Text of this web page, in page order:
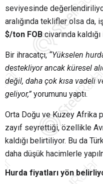
seviyesinde
aralığında teklifler olsa da,
$/ton FOBcivarında
Bir ihracatçı,“Yükselen
destekliyor ancak küresel
değil, daha çok kısa vadeli
geliyor,” yorumunu yaptı.
Orta Doğu ve Kuzey Afrika
zayıf seyrettiği, özellikle
kaldığı belirtiliyor. Bu da
daha düşük hacimlerle
Hurda fiyatları yön